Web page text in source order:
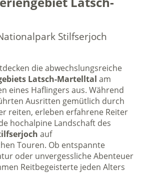
Stilfserjoch
die abwechslungsreiche
Latsch-Martelltal am
eines Haflingers aus. Während
Ausritten gemütlich durch
reiten, erleben erfahrene Reiter
hochalpine Landschaft des
auf
Touren. Ob entspannte
oder unvergessliche Abenteuer
Reitbegeisterte jeden Alters